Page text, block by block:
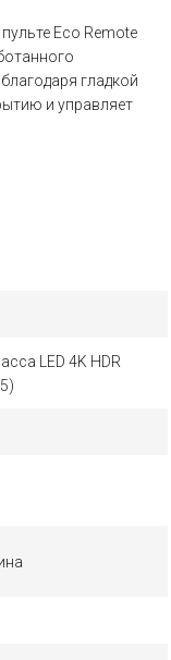
Eco Remote
гладкой
и управляет
LED 4K HDR